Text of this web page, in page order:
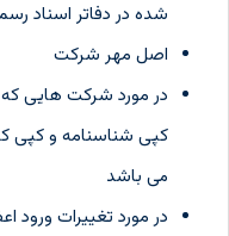
شده در دفاتر اسناد
اصل مهر شرکت
در مورد شرکت هایی
کپی شناسنامه و کپی
می باشد
در مورد تغییرات